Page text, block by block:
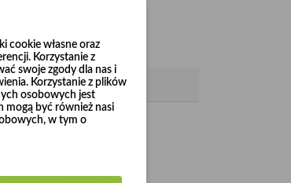
cookie własne oraz
Korzystanie z
swoje zgody dla nas i
Korzystanie z plików
osobowych jest
mogą być również nasi
w tym o